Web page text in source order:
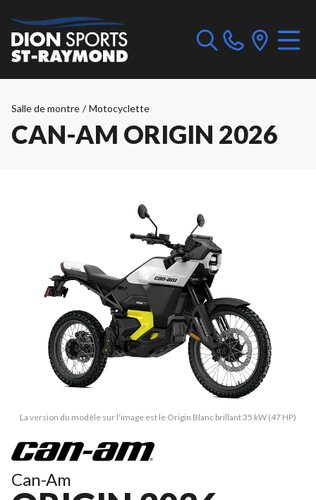
Salle de montre / Motocyclette
CAN-AM ORIGIN 2026
La version du modèle sur l'image est le Origin Blanc brillant 35 kW (47 HP)
Can-Am